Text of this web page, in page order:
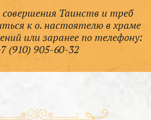
Таинств и треб
к о. настоятелю в храме
или заранее по телефону:
(910) 905-60-32